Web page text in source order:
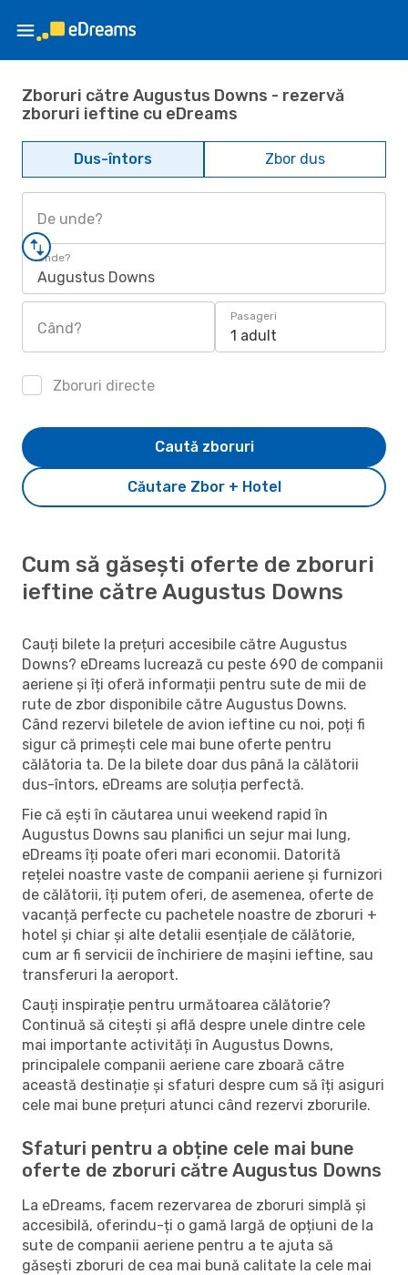
Zboruri către Augustus Downs - rezervă
zboruri ieftine cu eDreams
Dus-întors Zbor dus
De unde?
Unde?
Augustus Downs
Când?
Pasageri
1 adult
Zboruri directe
Căutare Zbor + Hotel
Caută zboruri
Cum să găsești oferte de zboruri
ieftine către Augustus Downs
Cauți bilete la prețuri accesibile către Augustus
Downs? eDreams lucrează cu peste 690 de companii
aeriene și îți oferă informații pentru sute de mii de
rute de zbor disponibile către Augustus Downs.
Când rezervi biletele de avion ieftine cu noi, poți fi
sigur că primești cele mai bune oferte pentru
călătoria ta. De la bilete doar dus până la călătorii
dus-întors, eDreams are soluția perfectă.
Fie că ești în căutarea unui weekend rapid în
Augustus Downs sau planifici un sejur mai lung,
eDreams îți poate oferi mari economii. Datorită
rețelei noastre vaste de companii aeriene și furnizori
de călătorii, îți putem oferi, de asemenea, oferte de
vacanță perfecte cu pachetele noastre de zboruri +
hotel și chiar și alte detalii esențiale de călătorie,
cum ar fi servicii de închiriere de mașini ieftine, sau
transferuri la aeroport.
Cauți inspirație pentru următoarea călătorie?
Continuă să citești și află despre unele dintre cele
mai importante activități în Augustus Downs,
principalele companii aeriene care zboară către
această destinație și sfaturi despre cum să îți asiguri
cele mai bune prețuri atunci când rezervi zborurile.
Sfaturi pentru a obține cele mai bune
oferte de zboruri către Augustus Downs
La eDreams, facem rezervarea de zboruri simplă și
accesibilă, oferindu-ți o gamă largă de opțiuni de la
sute de companii aeriene pentru a te ajuta să
găsești zboruri de cea mai bună calitate la cele mai